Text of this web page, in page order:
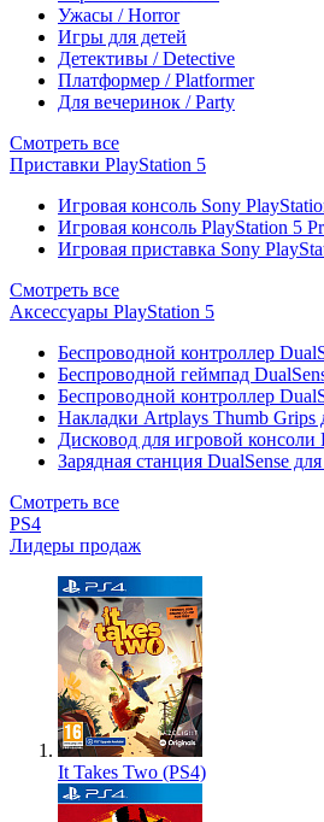
Ужасы / Horror
Игры для детей
Детективы / Detective
Платформер / Platformer
Для вечеринок / Party
Смотреть все
Приставки PlayStation 5
Игровая консоль Sony
Игровая консоль PlayStation 5
Игровая приставка Sony
Смотреть все
Аксессуары PlayStation 5
Беспроводной контроллер
Беспроводной геймпад
Беспроводной контроллер
Накладки Artplays Thumb Grips
Дисковод для игровой
Зарядная станция DualSense
Смотреть все
PS4
Лидеры продаж
It Takes Two (PS4)